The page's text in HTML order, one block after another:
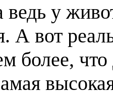
ведь у
А вот
более,